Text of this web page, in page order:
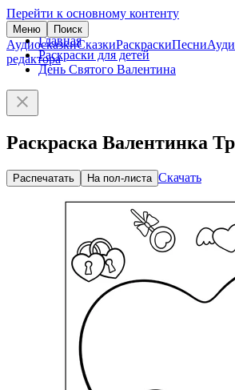
Перейти к основному контенту
Меню Поиск
АудиосказкиСказкиРаскраскиПесни
редактора
Главная
Раскраски для детей
День Святого Валентина
Раскраска Валентинка
Распечатать На пол-листа Скачать